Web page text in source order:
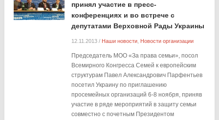
принял участие в пресс-
конференциях и во встрече с
депутатами Верховной Рады Украины
12.11.2013/ Наши новости, Новости организации
Председатель МОО «За права семьи», посол
Всемирного Конгресса Семей к европейским
структурам Павел Александрович Парфентьев
посетил Украину по приглашению
просемейных организаций 6-8 ноября, приняв
участие в ряде мероприятий в защиту семьи
совместно с почетным Президентом